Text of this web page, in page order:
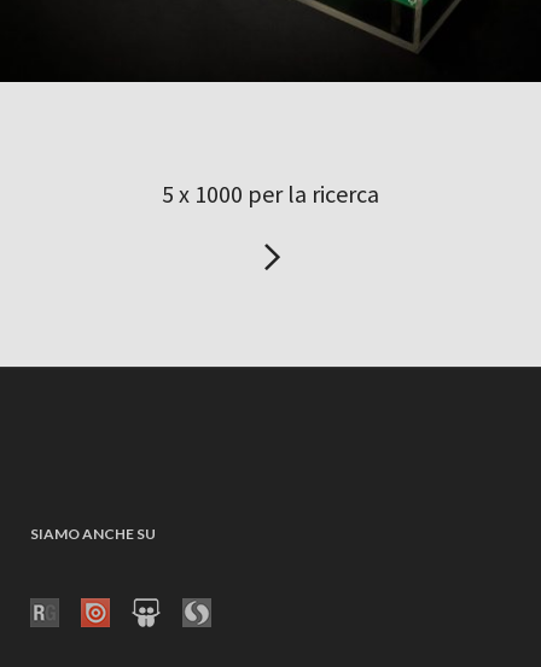
5 x 1000 per la ricerca
SIAMO ANCHE SU